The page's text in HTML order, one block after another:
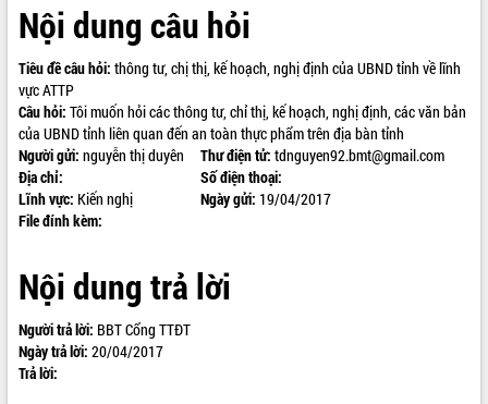
TIN TỨC SỰ KIỆN
SỞ, BAN, NGÀNH
UBND CÁC XÃ, PHƯỜNG
THÔNG TIN CHỈ ĐẠO ĐIỀU HÀNH
HỆ THỐNG VĂN BẢN
VĂN BẢN HĐND TỈNH
QUY HOẠCH - KẾ HOẠCH
Nội dung câu hỏi
Tiêu đề câu hỏi: thông tư, chị thị, kế hoạch, nghị định của UBND tỉnh về lĩnh
vực ATTP
Câu hỏi: Tôi muốn hỏi các thông tư, chỉ thị, kế hoạch, nghị định, các văn bản
của UBND tỉnh liên quan đến an toàn thực phẩm trên địa bàn tỉnh
Người gửi: nguyễn thị duyên Thư điện tử: tdnguyen92.bmt@gmail.com
Địa chỉ:
Số điện thoại:
Lĩnh vực: Kiến nghị Ngày gửi: 19/04/2017
File đính kèm:
Nội dung trả lời
Người trả lời: BBT Cổng TTĐT
Ngày trả lời: 20/04/2017
Trả lời: